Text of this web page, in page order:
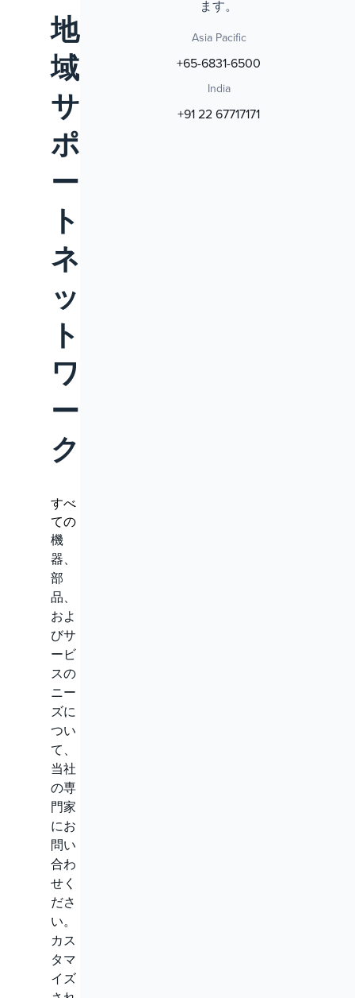
地
域
サ
ポ
ー
ト
ネ
ッ
ト
ワ
ー
ク
すべ
ての
機
器、
部
品、
およ
びサ
ービ
スの
ニー
ズに
つい
て、
当社
の専
門家
にお
問い
合わ
せく
ださ
い。
カス
タマ
イズ
ます。
Asia Pacific
+65-6831-6500
India
+91 22 67717171